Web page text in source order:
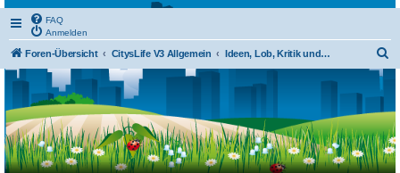
FAQ
Anmelden
Foren-Übersicht CitysLife V3 Allgemein Ideen, Lob, Kritik und Verbesserungsvorschläge
h
e